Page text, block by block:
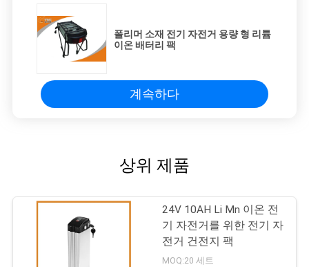
폴리머 소재 전기 자전거 용량 형 리튬
이온 배터리 팩
계속하다
상위 제품
24V 10AH Li Mn 이온 전
기 자전거를 위한 전기 자
전거 건전지 팩
MOQ:20 세트